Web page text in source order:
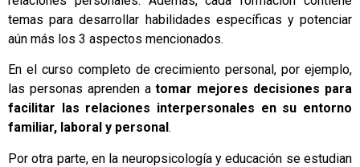
temas para desarrollar habilidades específicas y potenciar
aún más los 3 aspectos mencionados.
En el curso completo de crecimiento personal, por ejemplo,
las personas aprenden atomar mejores decisiones para
facilitar las relaciones interpersonales en su entorno
familiar, laboral y personal.
Por otra parte, en la neuropsicología y educación se estudian